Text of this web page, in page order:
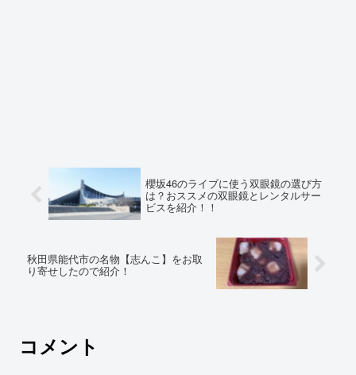
櫻坂46のライブに使う双眼鏡の選び方
は？おススメの双眼鏡とレンタルサー
ビスを紹介！！
秋田県能代市の名物【志んこ】をお取
り寄せしたので紹介！
コメント